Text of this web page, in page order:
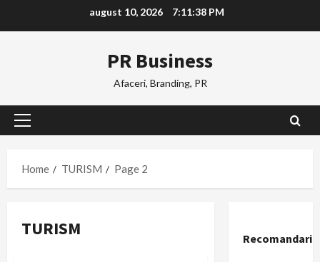
august 10, 2026 7:11:39 PM
PR Business
Afaceri, Branding, PR
Primary
Home
TURISM Page 2
TURISM Recomandari